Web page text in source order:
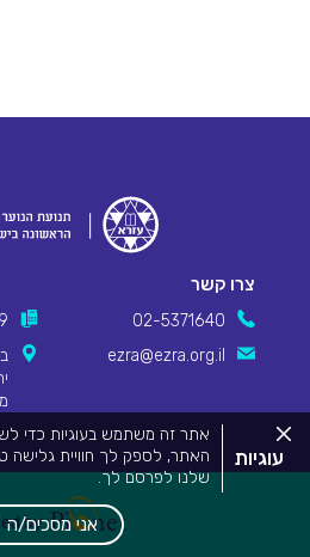
עוגיות
אתר זה משתמש בעוגיות כדי
האתר, לספק לך חוויית גלישה
שלנו לפרסם לך.
מידע המפרט על השימוש
אותם, ניתן לצפותבמדיניות
על ידי שימוש באתר זה או
אני מסכים/ה
סגור
את
מדיניות
צרו קשר
02-5371640
ezra@ezra.org.il
by
Pionet Logo